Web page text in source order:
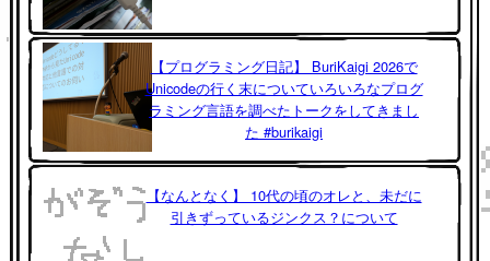
【プログラミング日記】 BuriKaigi 2026で
Unicodeの行く末についていろいろなプログ
ラミング言語を調べたトークをしてきまし
た #burikaigi
【なんとなく】 10代の頃のオレと、未だに
引きずっているジンクス？について